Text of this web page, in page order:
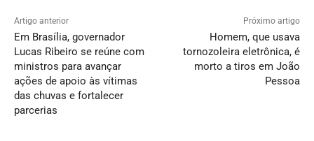
Artigo anterior
Em Brasília, governador
Lucas Ribeiro se reúne com
ministros para avançar
ações de apoio às vítimas
das chuvas e fortalecer
parcerias
Próximo artigo
Homem, que usava
tornozoleira eletrônica, é
morto a tiros em João
Pessoa